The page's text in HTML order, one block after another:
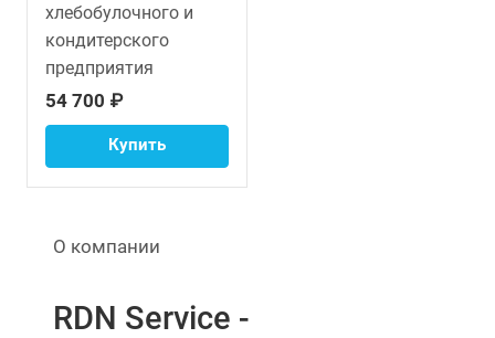
хлебобулочного и
кондитерского
предприятия
54 700 ₽
Купить
О компании
RDN Service -